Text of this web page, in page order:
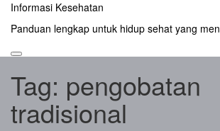
Skip
content
Informasi Kesehatan
Panduan lengkap untuk hidup sehat yang
Tag: pengobatan
tradisional